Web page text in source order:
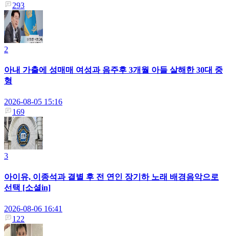
293
2
아내 가출에 성매매 여성과 음주후 3개월 아들 살해한 30대 중
형
2026-08-05 15:16
169
3
아이유, 이종석과 결별 후 전 연인 장기하 노래 배경음악으로
선택 [소셜in]
2026-08-06 16:41
122